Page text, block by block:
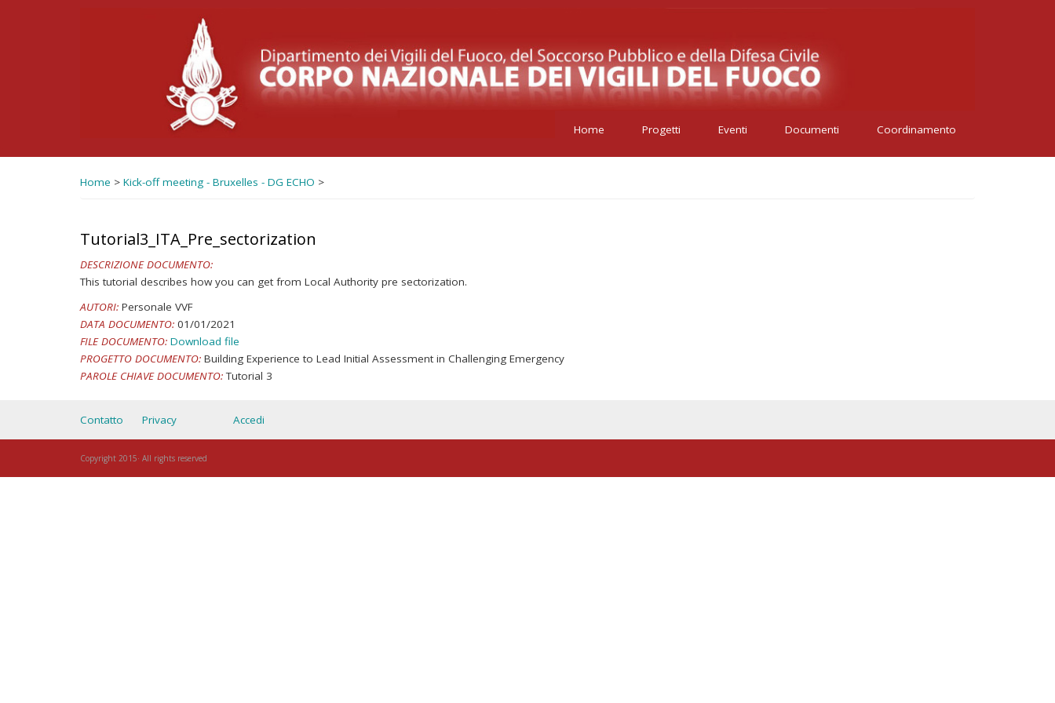
Home Progetti Eventi Documenti Coordinamento
Home > Kick-off meeting - Bruxelles - DG ECHO >
Tutorial3_ITA_Pre_sectorization
DESCRIZIONE DOCUMENTO:
This tutorial describes how you can get from Local Authority pre sectorization.
AUTORI: Personale VVF
DATA DOCUMENTO: 01/01/2021
FILE DOCUMENTO: Download file
PROGETTO DOCUMENTO: Building Experience to Lead Initial Assessment in Challenging Emergency
PAROLE CHIAVE DOCUMENTO:Tutorial 3
Contatto Privacy Accedi
Copyright 2015· All rights reserved